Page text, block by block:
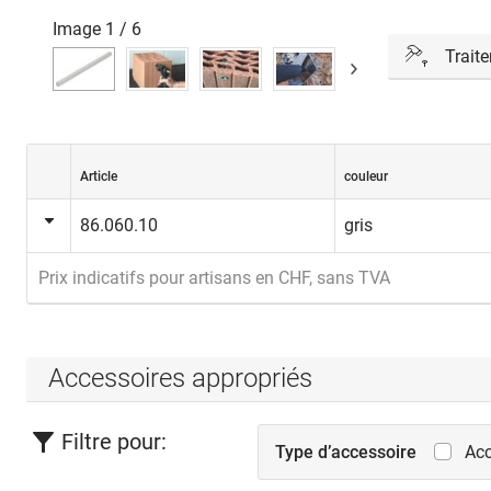
Image 1 / 6
Souffler le
cheville
montage
Article couleur
86.060.10 gris
Prix indicatifs pour artisans en CHF, sans TVA
Accessoires appropriés
Filtre pour: Type d’accessoire